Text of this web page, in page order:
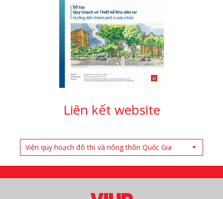
Liên kết website
Viện quy hoạch đô thị và nông thôn Quốc Gia